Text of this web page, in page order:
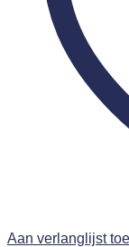
Aan verlanglijst